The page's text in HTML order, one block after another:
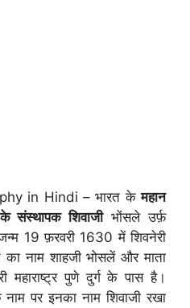
in Hindi – भारत केमहान
संस्थापक शिवाजीभोंसले उर्फ़
19 फ़रवरी 1630 में शिवनेरी
नाम शाहजी भोसलें और माता
महाराष्ट्र पुणे दुर्ग के पास है।
पर इनका नाम शिवाजी रखा